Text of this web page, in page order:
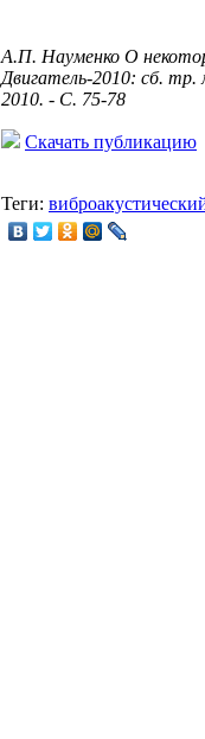
А.П. Науменко О
Двигатель-2010: сб.
2010. - С. 75-78
Скачать публикацию
Теги: